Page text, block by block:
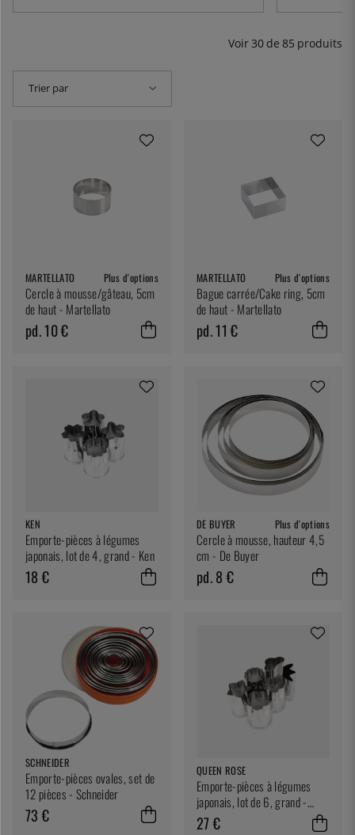
Voir 30 de 85 produits
Trier par
MARTELLATO Plus d'options
Cercle à mousse/gâteau, 5cm
de haut - Martellato
pd. 10 €
MARTELLATO Plus d'options
Bague carrée/Cake ring, 5cm
de haut - Martellato
pd. 11 €
KEN
Emporte-pièces à légumes
japonais, lot de 4, grand - Ken
18 €
DE BUYER Plus d'options
Cercle à mousse, hauteur 4,5
cm - De Buyer
pd. 8 €
SCHNEIDER
Emporte-pièces ovales, set de
12 pièces - Schneider
73 €
QUEEN ROSE
Emporte-pièces à légumes
japonais, lot de 6, grand -
Queen Rose
27 €